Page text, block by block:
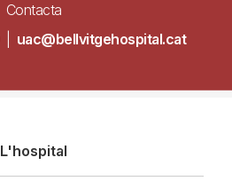
Contacta
uac@bellvitgehospital.cat
L'hospital